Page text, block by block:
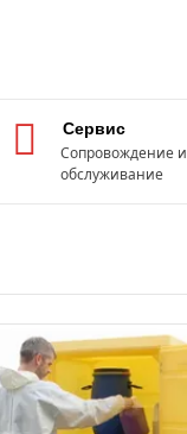
Сервис
Сопровождение и
обслуживание